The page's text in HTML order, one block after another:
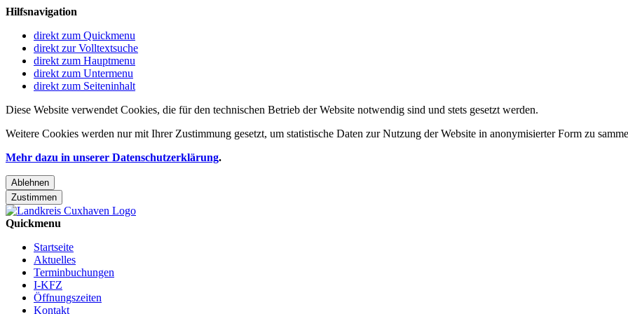
Hilfsnavigation
direkt zum Quickmenu
direkt zur Volltextsuche
direkt zum Hauptmenu
direkt zum Untermenu
direkt zum Seiteninhalt
Diese Website verwendet Cookies, die für den technischen Betrieb der Website notwendig sind und stets gesetzt werden.
Weitere Cookies werden nur mit Ihrer Zustimmung gesetzt, um statistische Daten zur Nutzung der Website in anonymisierter Form zu
Mehr dazu in unserer Datenschutzerklärung.
Ablehnen
Zustimmen
Quickmenu
Startseite
Aktuelles
Terminbuchungen
I-KFZ
Öffnungszeiten
Kontakt